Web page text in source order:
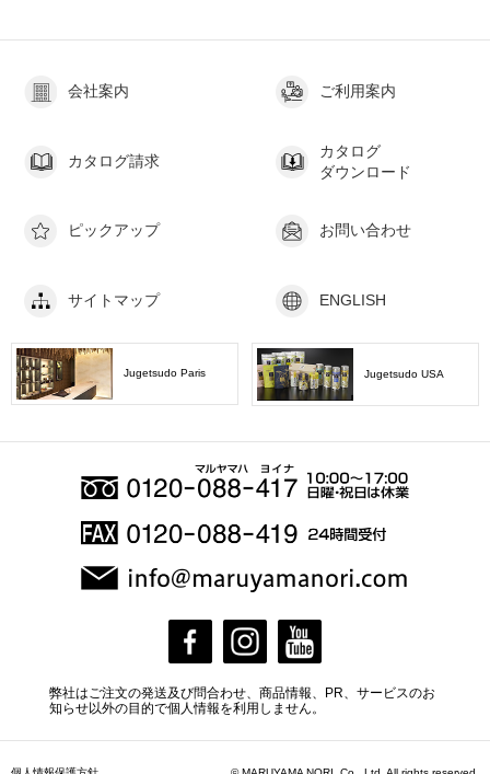
会社案内 ご利用案内
カタログ請求
カタログ
ダウンロード
ピックアップ お問い合わせ
サイトマップ ENGLISH
Jugetsudo Paris Jugetsudo USA
弊社はご注文の発送及び問合わせ、商品情報、PR、サービスのお
知らせ以外の目的で個人情報を利用しません。